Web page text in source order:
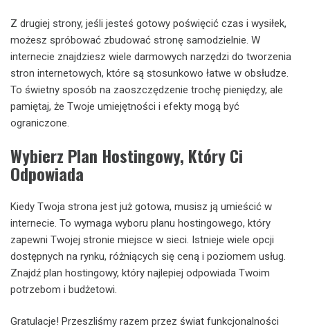
Z drugiej strony, jeśli jesteś gotowy poświęcić czas i wysiłek,
możesz spróbować zbudować stronę samodzielnie. W
internecie znajdziesz wiele darmowych narzędzi do tworzenia
stron internetowych, które są stosunkowo łatwe w obsłudze.
To świetny sposób na zaoszczędzenie trochę pieniędzy, ale
pamiętaj, że Twoje umiejętności i efekty mogą być
ograniczone.
Wybierz Plan Hostingowy, Który Ci
Odpowiada
Kiedy Twoja strona jest już gotowa, musisz ją umieścić w
internecie. To wymaga wyboru planu hostingowego, który
zapewni Twojej stronie miejsce w sieci. Istnieje wiele opcji
dostępnych na rynku, różniących się ceną i poziomem usług.
Znajdź plan hostingowy, który najlepiej odpowiada Twoim
potrzebom i budżetowi.
Gratulacje! Przeszliśmy razem przez świat funkcjonalności